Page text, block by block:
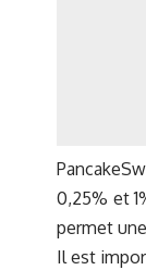
0,25% et
permet
Il est